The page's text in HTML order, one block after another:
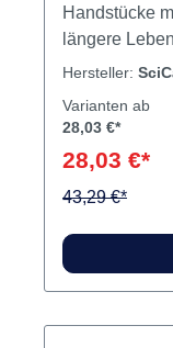
Handstücke
längere
und
Sicherheit:
einrasten
Hersteller:
Varianten ab
28,03 €*
28,03 €*
43,29 €*